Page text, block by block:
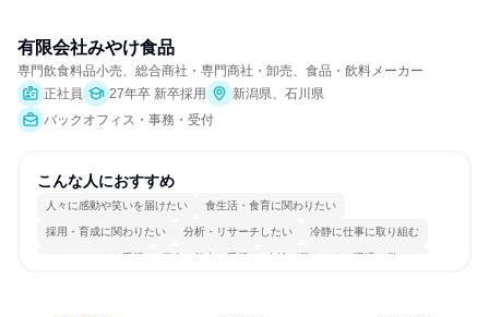
有限会社みやけ食品
専門飲食料品小売、総合商社・専門商社・卸売、食品・飲料メーカー
正社員
27年卒 新卒採用
新潟県、石川県
バックオフィス・事務・受付
こんな人におすすめ
人々に感動や笑いを届けたい 食生活・食育に関わりたい
採用・育成に関わりたい 分析・リサーチしたい 冷静に仕事に取り組む
チームワークを重視 個人の能力を重視 女性が働きやすい環境で働ける